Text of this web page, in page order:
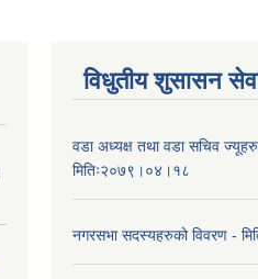
विधुतीय शुसासन
वडा अध्यक्ष तथा वडा सचिव
मितिः२०७९।०४।१८
नगरसभा सदस्यहरुको विवरण -